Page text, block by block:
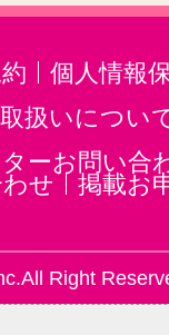
個人情報
扱いについ
ーお問い合
せ
掲載お
Right